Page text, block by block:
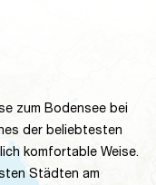
zum Bodensee bei
der beliebtesten
komfortable Weise.
Städten am